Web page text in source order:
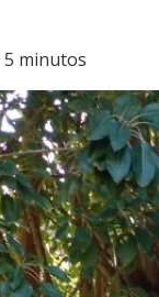
5 minutos